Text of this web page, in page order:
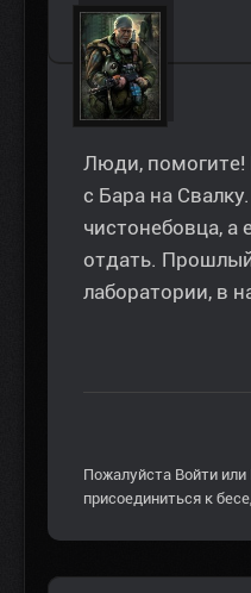
Люди, помогите!
с Бара на
чистонебовца, а
отдать.
лаборатории, в
Пожалуйста Войти или
присоединиться к